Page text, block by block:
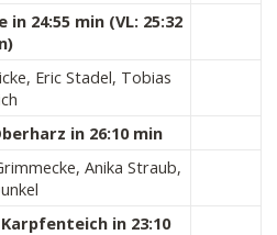
24:55 min (VL: 25:32
Eric Stadel, Tobias
in 26:10 min
Anika Straub,
in 23:10